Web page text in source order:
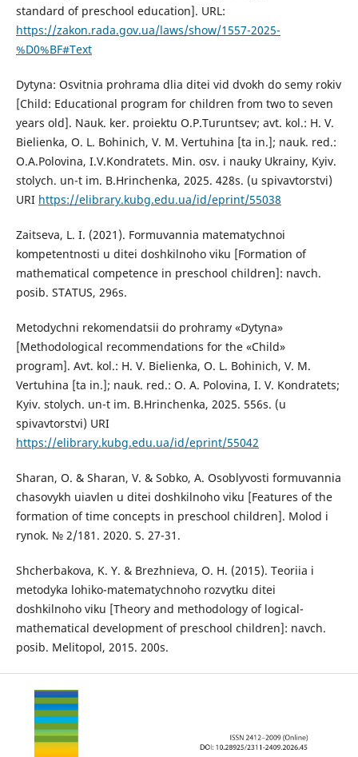
standard of preschool education]. URL:
https://zakon.rada.gov.ua/laws/show/1557-2025-
%D0%BF#Text
Dytyna: Osvitnia prohrama dlia ditei vid dvokh do semy rokiv
[Child: Educational program for children from two to seven
years old]. Nauk. ker. proiektu O.P.Turuntsev; avt. kol.: H. V.
Bielienka, O. L. Bohinich, V. M. Vertuhina [ta in.]; nauk. red.:
O.A.Polovina, I.V.Kondratets. Min. osv. i nauky Ukrainy, Kyiv.
stolych. un-t im. B.Hrinchenka, 2025. 428s. (u spivavtorstvi)
URI https://elibrary.kubg.edu.ua/id/eprint/55038
Zaitseva, L. I. (2021). Formuvannia matematychnoi
kompetentnosti u ditei doshkilnoho viku [Formation of
mathematical competence in preschool children]: navch.
posib. STATUS, 296s.
Metodychni rekomendatsii do prohramy «Dytyna»
[Methodological recommendations for the «Child»
program]. Avt. kol.: H. V. Bielienka, O. L. Bohinich, V. M.
Vertuhina [ta in.]; nauk. red.: O. A. Polovina, I. V. Kondratets;
Kyiv. stolych. un-t im. B.Hrinchenka, 2025. 556s. (u
spivavtorstvi) URI
https://elibrary.kubg.edu.ua/id/eprint/55042
Sharan, O. & Sharan, V. & Sobko, A. Osoblyvosti formuvannia
chasovykh uiavlen u ditei doshkilnoho viku [Features of the
formation of time concepts in preschool children]. Molod i
rynok. № 2/181. 2020. S. 27-31.
Shcherbakova, K. Y. & Brezhnieva, O. H. (2015). Teoriia i
metodyka lohiko-matematychnoho rozvytku ditei
doshkilnoho viku [Theory and methodology of logical-
mathematical development of preschool children]: navch.
posib. Melitopol, 2015. 200s.